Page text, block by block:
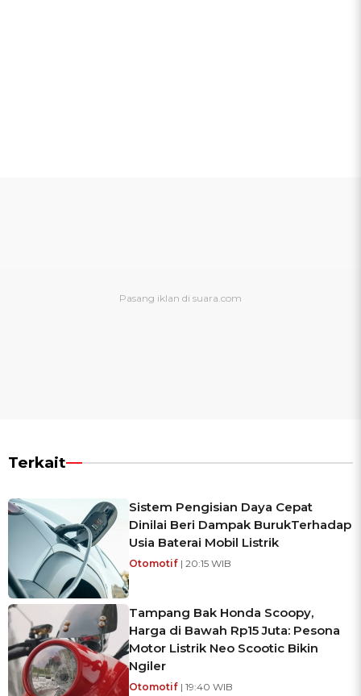
Terkait
Sistem Pengisian Daya Cepat
Dinilai Beri Dampak BurukTerhadap
Usia Baterai Mobil Listrik
Otomotif | 20:15 WIB
Tampang Bak Honda Scoopy,
Harga di Bawah Rp15 Juta: Pesona
Motor Listrik Neo Scootic Bikin
Ngiler
Otomotif | 19:40 WIB